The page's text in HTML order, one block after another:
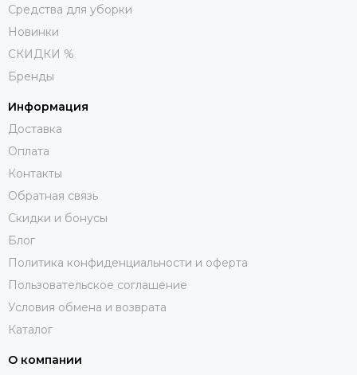
Средства для уборки
Новинки
СКИДКИ %
Бренды
Информация
Доставка
Оплата
Контакты
Обратная связь
Скидки и бонусы
Блог
Политика конфиденциальности и оферта
Пользовательское соглашение
Условия обмена и возврата
Каталог
О компании